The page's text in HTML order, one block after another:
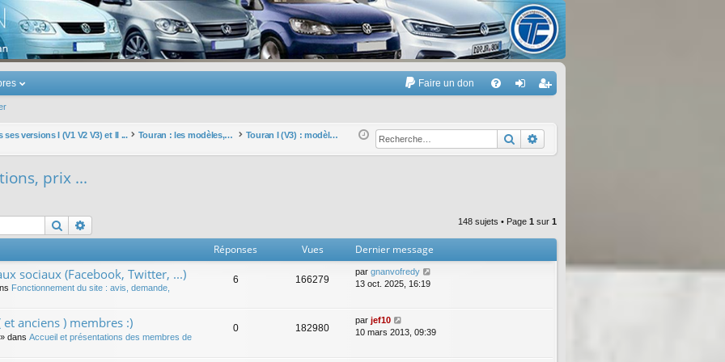
Touran
Faire un don
Q ne
xi
nr
eg
r
versions I (V1 V2 V3) et II ... Touran : les modèles, les prix, les achats, les options, ... Touran I (V3) : modèles, options, prix ... Rechercher
prix ...
Rechercher 148 sujets • Page 1 sur 1
Réponses Vues Dernier message
sociaux (Facebook, Twitter, ...)
Fonctionnement du site : avis, demande,
6 166279
par gnanvofredy
13 oct. 2025, 16:19
anciens ) membres :)
» dans Accueil et présentations des membres de
0 182980
par jef10
10 mars 2013, 09:39